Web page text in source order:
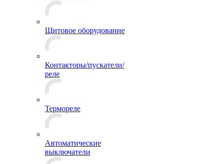
Щитовое оборудование
Контакторы/пускатели/
реле
Термореле
Автоматические
выключатели